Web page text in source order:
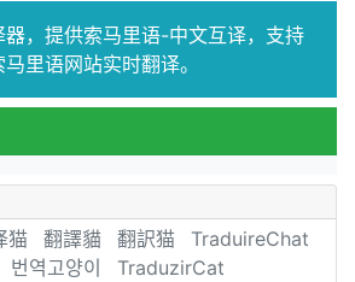
器，提供索马里语-中文互译，支持
里语网站实时翻译。
猫 翻譯貓 翻訳猫
TraduireChat
번역고양이
TraduzirCat